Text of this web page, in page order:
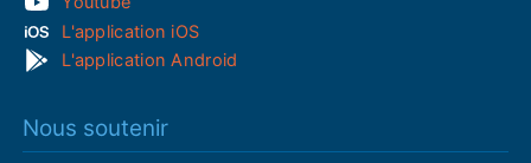
L'application iOS
L'application Android
Nous soutenir